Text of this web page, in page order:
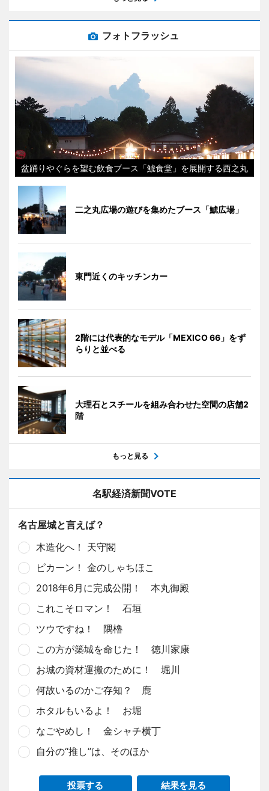
フォトフラッシュ
盆踊りやぐらを望む飲食ブース「鯱食堂」を展開する西之丸
二之丸広場の遊びを集めたブース「鯱広場」
東門近くのキッチンカー
2階には代表的なモデル「MEXICO 66」をず
らりと並べる
大理石とスチールを組み合わせた空間の店舗2
階
もっと見る
名駅経済新聞VOTE
名古屋城と言えば？
木造化へ！ 天守閣
ピカーン！ 金のしゃちほこ
2018年6月に完成公開！ 本丸御殿
これこそロマン！ 石垣
ツウですね！ 隅櫓
この方が築城を命じた！ 徳川家康
お城の資材運搬のために！ 堀川
何故いるのかご存知？ 鹿
ホタルもいるよ！ お堀
なごやめし！ 金シャチ横丁
自分の“推し”は、そのほか
投票する 結果を見る